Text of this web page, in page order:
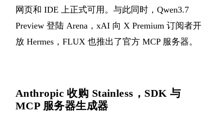
网页和 IDE 上正式可用。与此同时，Qwen3.7
Preview 登陆 Arena，xAI 向 X Premium 订阅者开
放 Hermes，FLUX 也推出了官方 MCP 服务器。
Anthropic 收购 Stainless，SDK 与
MCP 服务器生成器